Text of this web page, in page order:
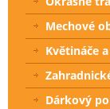
Mechové
Květináče
Dárkový